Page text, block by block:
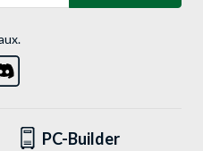
PC-Builder